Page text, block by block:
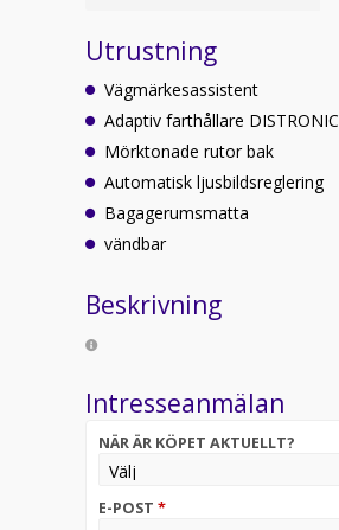
Utrustning
Vägmärkesassistent
Adaptiv farthållare DISTRONIC
Mörktonade rutor bak
Automatisk ljusbildsreglering
Bagagerumsmatta
vändbar
Beskrivning
Intresseanmälan
NÄR ÄR KÖPET AKTUELLT?
E-POST *